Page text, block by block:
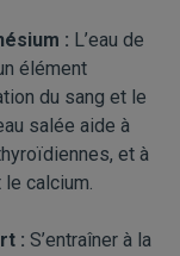
: L’eau de
élément
du sang et le
salée aide à
et à
calcium.
: S’entraîner à la